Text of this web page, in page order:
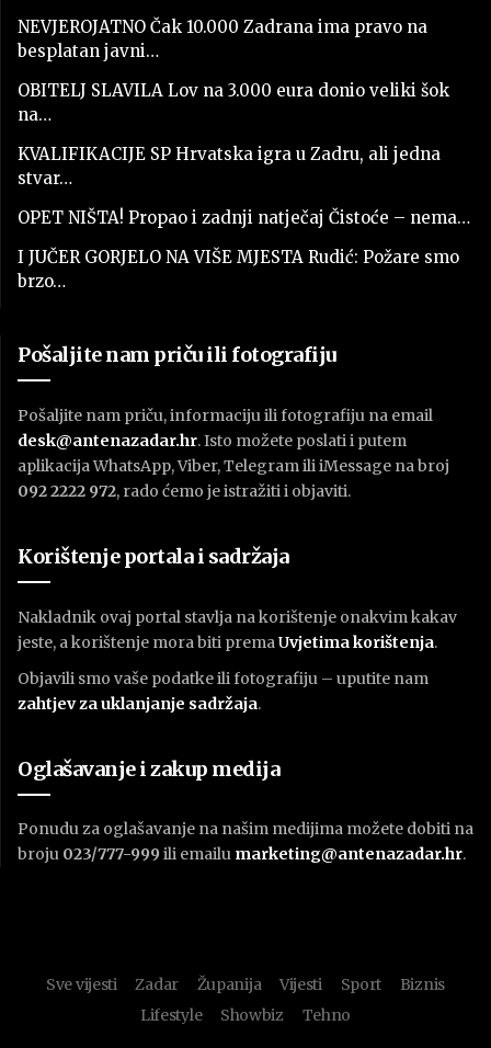
NEVJEROJATNO Čak 10.000 Zadrana ima pravo na
besplatan javni…
OBITELJ SLAVILA Lov na 3.000 eura donio veliki šok
na…
KVALIFIKACIJE SP Hrvatska igra u Zadru, ali jedna
stvar…
OPET NIŠTA! Propao i zadnji natječaj Čistoće – nema…
I JUČER GORJELO NA VIŠE MJESTA Rudić: Požare smo
brzo…
Pošaljite nam priču ili fotografiju
Pošaljite nam priču, informaciju ili fotografiju na email
desk@antenazadar.hr. Isto možete poslati i putem
aplikacija WhatsApp, Viber, Telegram ili iMessage na broj
092 2222 972, rado ćemo je istražiti i objaviti.
Korištenje portala i sadržaja
Nakladnik ovaj portal stavlja na korištenje onakvim kakav
jeste, a korištenje mora biti prema Uvjetima korištenja.
Objavili smo vaše podatke ili fotografiju – uputite nam
zahtjev za uklanjanje sadržaja.
Oglašavanje i zakup medija
Ponudu za oglašavanje na našim medijima možete dobiti na
broju 023/777-999 ili emailu marketing@antenazadar.hr.
Sve vijesti Zadar Županija Vijesti Sport
Biznis
Lifestyle
Showbiz Tehno